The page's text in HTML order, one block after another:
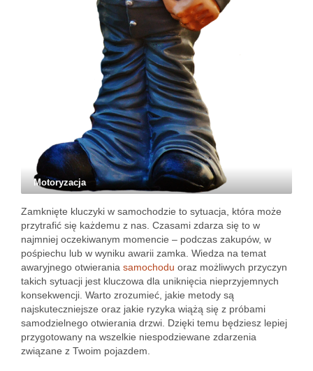
Motoryzacja
Zamknięte kluczyki w samochodzie to sytuacja, która może
przytrafić się każdemu z nas. Czasami zdarza się to w
najmniej oczekiwanym momencie – podczas zakupów, w
pośpiechu lub w wyniku awarii zamka. Wiedza na temat
awaryjnego otwierania samochodu oraz możliwych przyczyn
takich sytuacji jest kluczowa dla uniknięcia nieprzyjemnych
konsekwencji. Warto zrozumieć, jakie metody są
najskuteczniejsze oraz jakie ryzyka wiążą się z próbami
samodzielnego otwierania drzwi. Dzięki temu będziesz lepiej
przygotowany na wszelkie niespodziewane zdarzenia
związane z Twoim pojazdem.